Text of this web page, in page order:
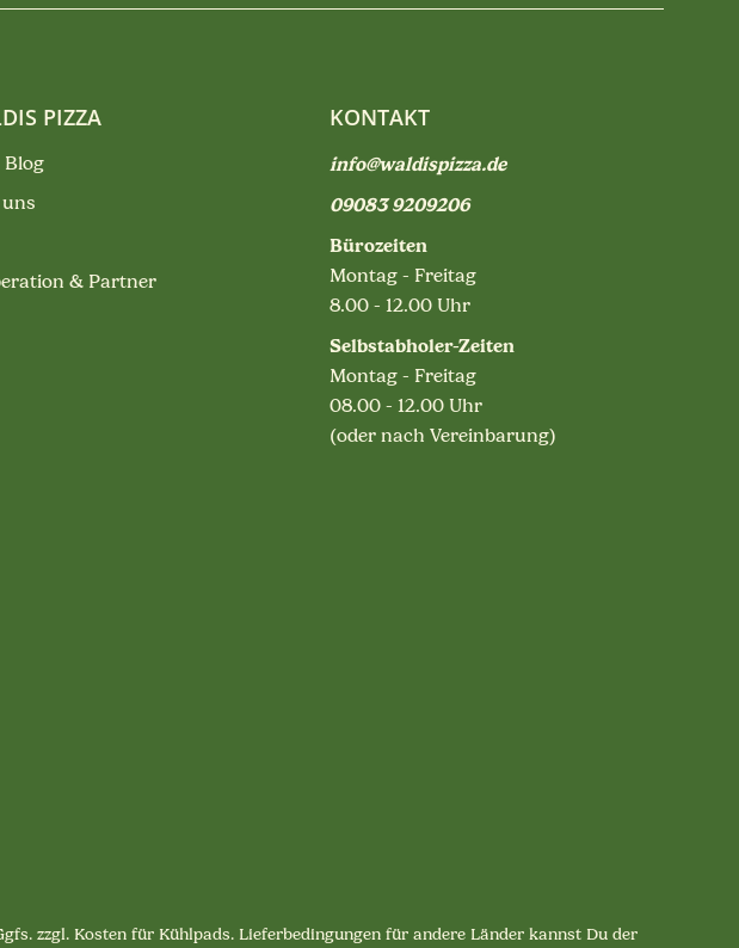
PIZZA
Blog
& Partner
KONTAKT
info@waldispizza.de
09083 9209206
Bürozeiten
Montag - Freitag
8.00 - 12.00 Uhr
Selbstabholer-Zeiten
Montag - Freitag
08.00 - 12.00 Uhr
(oder nach Vereinbarung)
zzgl. Kosten für Kühlpads. Lieferbedingungen für andere Länder kannst Du der